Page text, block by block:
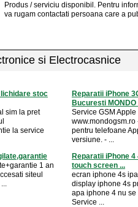
Produs / serviciu disponibil . Pentru
va rugam contactati persoana care a
si Electrocasnice
stoc
sim la pret
la service
Reparatii iPhone
Bucuresti MONDO
Service GSM
www.mondogsm.ro
pentru telefoane
versiune. - ...
1 an
siteul
Reparatii iPhone 4
touch screen ...
ecran iphone 4s
display iphone 4s
apa iphone 4 nu
Service ...